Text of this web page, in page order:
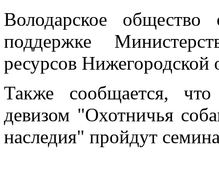
Володарское
поддержке
ресурсов Нижегородской
Также сообщается,
девизом "Охотничья
наследия" пройдут